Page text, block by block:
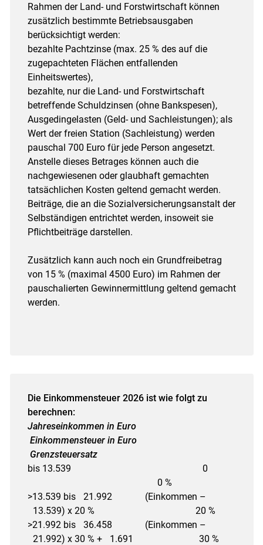
Rahmen der Land- und Forstwirtschaft können
zusätzlich bestimmte Betriebsausgaben
berücksichtigt werden:
bezahlte Pachtzinse (max. 25 % des auf die
zugepachteten Flächen entfallenden
Einheitswertes),
bezahlte, nur die Land- und Forstwirtschaft
betreffende Schuldzinsen (ohne Bank­spesen),
Ausgedingelasten (Geld- und Sachleistungen); als
Wert der freien Station (Sachleistung) werden
pauschal 700 Euro für jede Person angesetzt.
Anstelle dieses Betrages können auch die
nachgewiesenen oder glaubhaft gemachten
tatsächlichen Kosten geltend gemacht werden.
Beiträge, die an die Sozial­versicherungsanstalt der
Selbständigen entrichtet werden, insoweit sie
Pflichtbeiträge darstellen.
Zusätzlich kann auch noch ein Grundfreibetrag
von 15 % (maximal 4500 Euro) im Rahmen der
pauschalierten Gewinnermittlung geltend gemacht
werden.
Die Einkommensteuer 2026 ist wie folgt zu
berechnen:
Jahreseinkommen in Euro
Einkommensteuer in Euro
Grenzsteuersatz
bis 13.539 0
0 %
>13.539 bis 21.992 (Einkommen –
13.539) x 20 % 20 %
>21.992 bis 36.458 (Einkommen –
21.992) x 30 % + 1.691 30 %